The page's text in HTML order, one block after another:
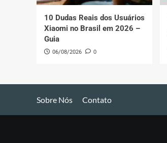
10 Dudas Reais dos Usuários
Xiaomi no Brasil em 2026 –
Guia
06/08/2026 0
Sobre Nós Contato